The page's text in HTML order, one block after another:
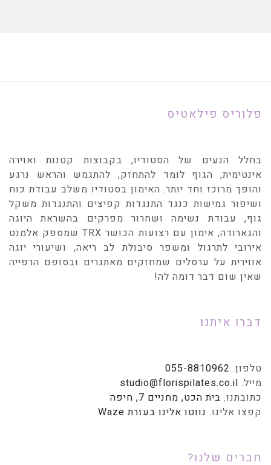
פלוריס פילאטיס
בחלל הנעים של הסטודיו, בקבוצות קטנות ואוירה
אינטימית, הגוף לומד להתחזק, להתגמש והראש נרגע
והופך מרוכז וחד יותר. האימון בסטודיו משלב עבודת כוח
ושיפור גמישות כנגד התנגדות קפיצים והתנגדות משקל
גוף, עבודת נשימה ושחרור מפרקים בהשראת היוגה
והגארודה, אימון עם רצועות הכושר TRX שמספק אלמנט
אירובי לתרגול ומשפר סיבולת לב ריאה, ושיעורי יוגה
אווירית על ערסלים שמחזקים מאתגרים ובסופם הרפייה
שאין שום דבר דומה לה!
דברו איתנו
טלפון. 055-8810962
מייל. studio@florispilates.co.il
כתובתנו. בית הכט, מחניים 7, חיפה
קפצו אלינו. נווטו אלינו בעזרת Waze
חברים שלנו?